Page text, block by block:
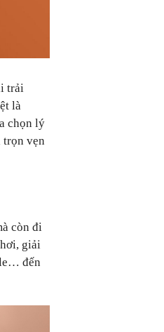
trải
là
chọn lý
trọn vẹn
còn đi
giải
đến